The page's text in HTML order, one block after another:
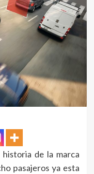
de la marca
pasajeros ya esta